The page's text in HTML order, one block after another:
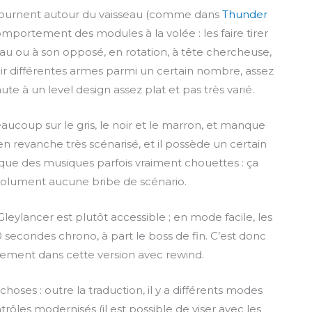
t
e
t
e
r
f
u
l
s
c
e
w
n
l
o
autour du vaisseau (comme dans Thunder
des modules à la volée : les faire tirer
ou à son opposé, en rotation, à tête chercheuse,
différentes armes parmi un certain nombre, assez
à un level design assez plat et pas très varié.
sur le gris, le noir et le marron, et manque
revanche très scénarisé, et il possède un certain
des musiques parfois vraiment chouettes : ça
aucune bribe de scénario.
est plutôt accessible ; en mode facile, les
chrono, à part le boss de fin. C’est donc
dans cette version avec rewind.
: outre la traduction, il y a différents modes
modernisés (il est possible de viser avec les